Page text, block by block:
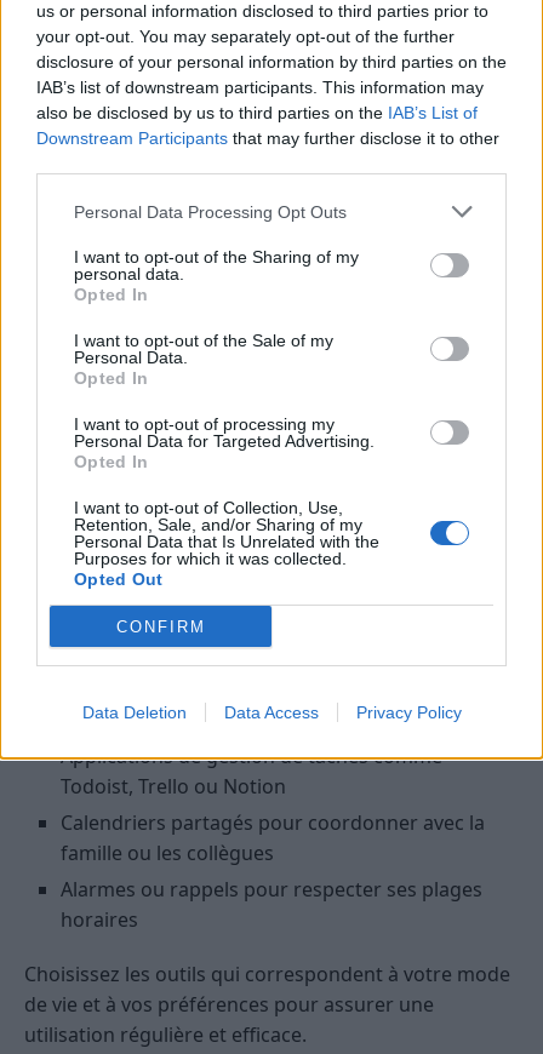
us or personal information disclosed to third parties prior to
your opt-out. You may separately opt-out of the further
disclosure of your personal information by third parties on the
IAB’s list of downstream participants. This information may
also be disclosed by us to third parties on the IAB’s List of
Downstream Participants that may further disclose it to other
Personal Data Processing Opt Outs
I want to opt-out of the Sharing of my
personal data.
Opted In
I want to opt-out of the Sale of my
Personal Data.
Opted In
I want to opt-out of processing my
Personal Data for Targeted Advertising.
Opted In
I want to opt-out of Collection, Use,
Retention, Sale, and/or Sharing of my
Personal Data that Is Unrelated with the
Purposes for which it was collected.
Opted Out
CONFIRM
Data Deletion Data Access Privacy Policy
Il est également important d’apprendre à dire non
aux sollicitations qui ne sont pas prioritaires ou qui
ajoutent une charge supplémentaire inutile. Savoir
fixer ses limites est essentiel pour préserver son
équilibre mental.
Intégrer des routines pour une
gestion du temps durable
Les routines quotidiennes, comme établir un rituel
l’organisation et réduisent la prise de décision. Moins
de décisions à prendre chaque jour permet
Exemple : préparer ses vêtements la veille, faire une
à l’avance.
Utiliser des outils pour une gestion
optimale
Plusieurs outils numériques peuvent aider à
structurer son emploi du temps :
Applications de gestion de tâches comme
Todoist, Trello ou Notion
Calendriers partagés pour coordonner avec la
famille ou les collègues
Alarmes ou rappels pour respecter ses plages
horaires
Choisissez les outils qui correspondent à votre mode
de vie et à vos préférences pour assurer une
utilisation régulière et efficace.